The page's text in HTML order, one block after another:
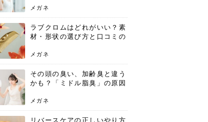
メガネ
ラブクロムはどれがいい？素
材・形状の選び方と口コミの
メガネ
その頭の臭い、加齢臭と違う
かも？「ミドル脂臭」の原因
術
メガネ
リバースケアの正しいやり方